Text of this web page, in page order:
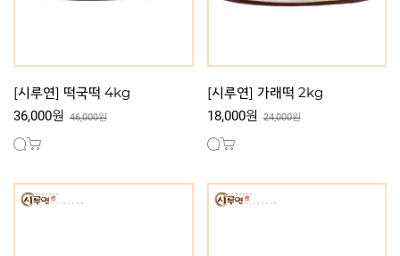
[시루연] 떡국떡 4kg
36,000원 46,000원
[시루연] 가래떡 2kg
18,000원 24,000원